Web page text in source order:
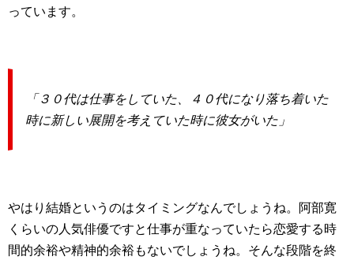
っています。
「３０代は仕事をしていた、４０代になり落ち着いた
時に新しい展開を考えていた時に彼女がいた」
やはり結婚というのはタイミングなんでしょうね。阿部寛
くらいの人気俳優ですと仕事が重なっていたら恋愛する時
間的余裕や精神的余裕もないでしょうね。そんな段階を終